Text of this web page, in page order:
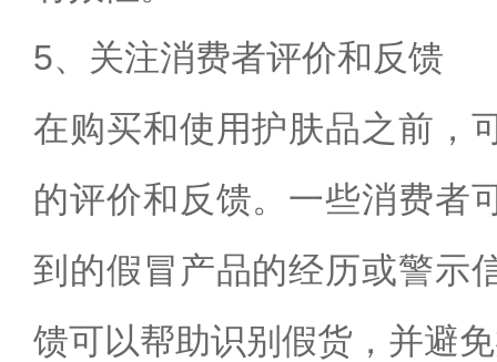
5、关注消费者评价和反馈
在购买和使用护肤品之前，
的评价和反馈。一些消费者
到的假冒产品的经历或警示
馈可以帮助识别假货，并避